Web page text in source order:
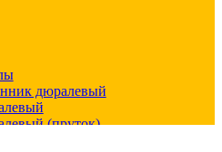
дюралевый
(пруток)